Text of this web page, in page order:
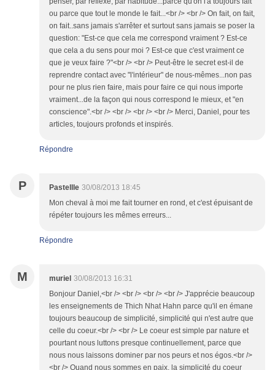
ou parce que tout le monde le fait...<br /> <br /> On fait, on fait,
on fait..sans jamais s'arrêter et surtout sans jamais se poser la
question: "Est-ce que cela me correspond vraiment ? Est-ce
que cela a du sens pour moi ? Est-ce que c'est vraiment ce
que je veux faire ?"<br /> <br /> Peut-être le secret est-il de
reprendre contact avec "l'intérieur" de nous-mêmes...non pas
pour ne plus rien faire, mais pour faire ce qui nous importe
vraiment...de la façon qui nous correspond le mieux, et "en
conscience".<br /> <br /> <br /> <br /> Merci, Daniel, pour tes
articles, toujours profonds et inspirés.
Répondre
P Pastellle 30/08/2013 18:45
Mon cheval à moi me fait tourner en rond, et c'est épuisant de
répéter toujours les mêmes erreurs...
Répondre
M muriel 30/08/2013 16:31
Bonjour Daniel,<br /> <br /> <br /> <br /> J'apprécie beaucoup
les enseignements de Thich Nhat Hahn parce qu'il en émane
toujours beaucoup de simplicité, simplicité qui n'est autre que
celle du coeur.<br /> <br /> Le coeur est simple par nature et
pourtant nous luttons presque continuellement, parce que
nous nous laissons dominer par nos peurs et nos égos.<br />
<br /> Quand nous sommes en paix, la simplicité du coeur